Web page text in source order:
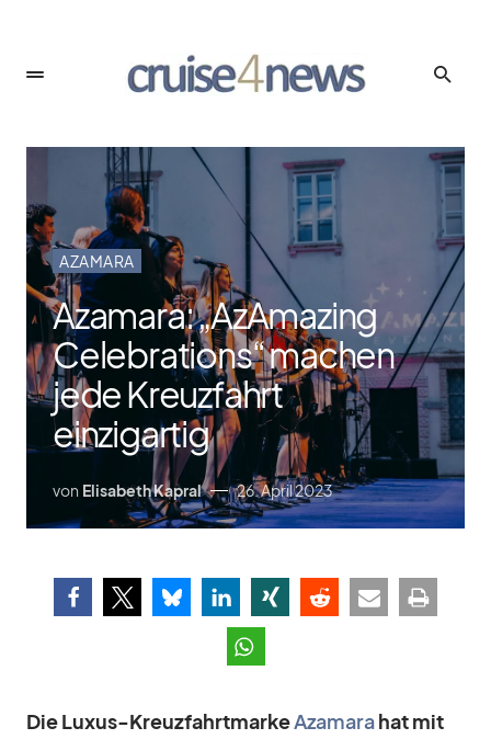
AZAMARA
Azamara: „AzAmazing
Celebrations“ machen
jede Kreuzfahrt
einzigartig
von Elisabeth Kapral 26. April 2023
Die Lu­xus-Kreuz­fahrt­markeAza­marahat mit